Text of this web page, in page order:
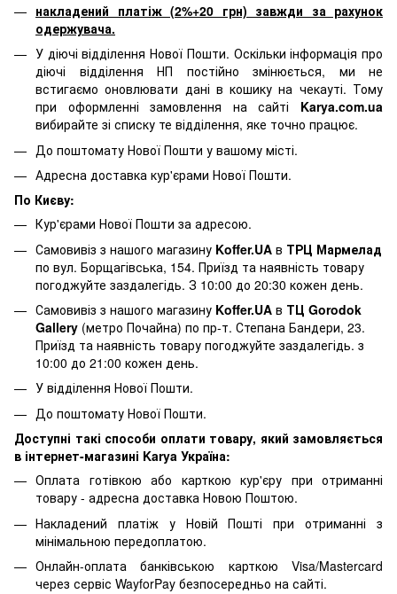
накладений платіж (2%+20 грн) завжди за рахунок
одержувача.
У діючі відділення Нової Пошти. Оскільки інформація про
діючі відділення НП постійно змінюється, ми не
встигаємо оновлювати дані в кошику на чекауті. Тому
при оформленні замовлення на сайті Karya.com.ua
вибирайте зі списку те відділення, яке точно працює.
До поштомату Нової Пошти у вашому місті.
Адресна доставка кур'єрами Нової Пошти.
По Києву:
Кур'єрами Нової Пошти за адресою.
Самовивіз з нашого магазину Koffer.UA в ТРЦ Мармелад
по вул. Борщагівська, 154. Приїзд та наявність товару
погоджуйте заздалегідь. З 10:00 до 20:30 кожен день.
Самовивіз з нашого магазину Koffer.UA в ТЦ Gorodok
Gallery (метро Почайна) по пр-т. Степана Бандери, 23.
Приїзд та наявність товару погоджуйте заздалегідь. з
10:00 до 21:00 кожен день.
У відділення Нової Пошти.
До поштомату Нової Пошти.
Доступні такі способи оплати товару, який замовляється
в інтернет-магазині Karya Україна:
Оплата готівкою або карткою кур'єру при отриманні
товару - адресна доставка Новою Поштою.
Накладений платіж у Новій Пошті при отриманні з
мінімальною передоплатою.
Онлайн-оплата банківською карткою Visa/Mastercard
через сервіс WayforPay безпосередньо на сайті.